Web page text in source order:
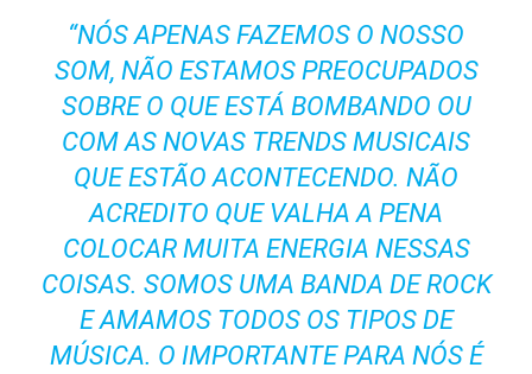
“NÓS APENAS FAZEMOS O NOSSO
SOM, NÃO ESTAMOS PREOCUPADOS
SOBRE O QUE ESTÁ BOMBANDO OU
COM AS NOVAS TRENDS MUSICAIS
QUE ESTÃO ACONTECENDO. NÃO
ACREDITO QUE VALHA A PENA
COLOCAR MUITA ENERGIA NESSAS
COISAS. SOMOS UMA BANDA DE ROCK
E AMAMOS TODOS OS TIPOS DE
MÚSICA. O IMPORTANTE PARA NÓS É